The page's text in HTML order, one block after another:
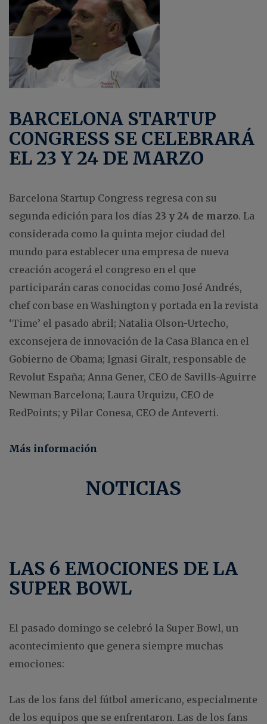
BARCELONA STARTUP
CONGRESS SE CELEBRARÁ
EL 23 Y 24 DE MARZO
Barcelona Startup Congress regresa con su
segunda edición para los días 23 y 24 de marzo. La
considerada como la quinta mejor ciudad del
mundo para establecer una empresa de nueva
creación acogerá el congreso en el que
participarán caras conocidas como José Andrés,
chef con base en Washington y portada en la revista
‘Time’ el pasado abril; Natalia Olson-Urtecho,
exconsejera de innovación de la Casa Blanca en el
Gobierno de Obama; Ignasi Giralt, responsable de
Revolut España; Anna Gener, CEO de Savills-Aguirre
Newman Barcelona; Laura Urquizu, CEO de
RedPoints; y Pilar Conesa, CEO de Anteverti.
Más información
NOTICIAS
LAS 6 EMOCIONES DE LA
SUPER BOWL
El pasado domingo se celebró la Super Bowl, un
acontecimiento que genera siempre muchas
emociones:
Las de los fans del fútbol americano, especialmente
de los equipos que se enfrentaron. Las de los fans